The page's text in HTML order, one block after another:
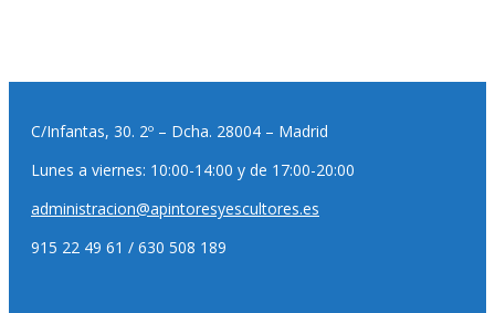
C/Infantas, 30. 2º – Dcha. 28004 – Madrid
Lunes a viernes: 10:00-14:00 y de 17:00-20:00
administracion@apintoresyescultores.es
915 22 49 61 / 630 508 189